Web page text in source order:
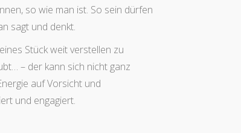
so wie man ist. So sein dürfen
sagt und denkt.
Stück weit verstellen zu
– der kann sich nicht ganz
auf Vorsicht und
und engagiert.